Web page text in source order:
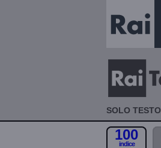
SOLO TESTO
100
indice